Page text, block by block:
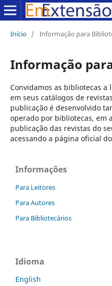
Início / Informação para
Informação
Convidamos as bibliotecas a
em seus catálogos de
publicação é desenvolvido
operado por bibliotecas, em
publicação das revistas do
acessando a página oficial do
Informações
Para Leitores
Para Autores
Para Bibliotecários
Idioma
English